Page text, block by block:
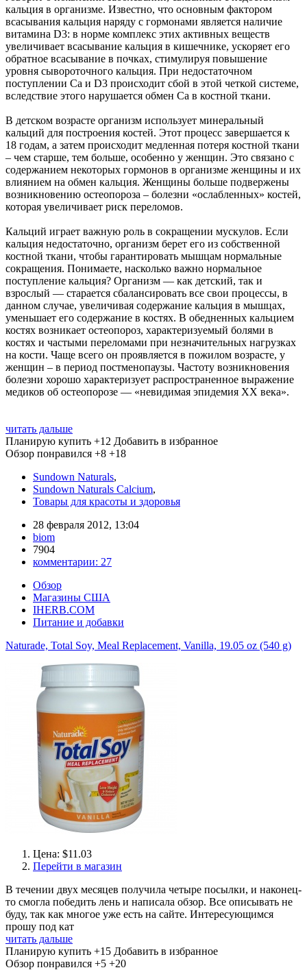
кальция в организме. Известно, что основным фактором
всасывания кальция наряду с гормонами является наличие
витамина D3: в норме комплекс этих активных веществ
увеличивает всасывание кальция в кишечнике, ускоряет его
обратное всасывание в почках, стимулируя повышение
уровня сывороточного кальция. При недостаточном
поступлении Ca и D3 происходит сбой в этой четкой системе,
вследствие этого нарушается обмен Ca в костной ткани.
В детском возрасте организм использует минеральный
кальций для построения костей. Этот процесс завершается к
18 годам, а затем происходит медленная потеря костной ткани
– чем старше, тем больше, особенно у женщин. Это связано с
содержанием некоторых гормонов в организме женщины и их
влиянием на обмен кальция. Женщины больше подвержены
возникновению остеопороза – болезни «ослабленных» костей,
которая увеличивает риск переломов.
Кальций играет важную роль в сокращении мускулов. Если
кальция недостаточно, организм берет его из собственной
костной ткани, чтобы гарантировать мышцам нормальные
сокращения. Понимаете, насколько важно нормальное
поступление кальция? Организм — как детский, так и
взрослый — старается сбалансировать все свои процессы, в
данном случае, увеличивая содержание кальция в мышцах,
уменьшает его содержание в костях. В обедненных кальцием
костях возникает остеопороз, характеризуемый болями в
костях и частыми переломами при незначительных нагрузках
на кости. Чаще всего он проявляется в пожилом возрасте, у
женщин – в период постменопаузы. Частоту возникновения
болезни хорошо характеризует распространенное выражение
медиков об остеопорозе — «невидимая эпидемия ХХ века».
читать дальше
Планирую купить +12 Добавить в избранное
Обзор понравился +8 +18
Sundown Naturals,
Sundown Naturals Calcium,
Товары для красоты и здоровья
28 февраля 2012, 13:04
biom
7904
комментарии: 27
Обзор
Магазины США
IHERB.COM
Питание и добавки
Naturade, Total Soy, Meal Replacement, Vanilla, 19.05 oz (540 g)
Цена: $11.03
Перейти в магазин
В течении двух месяцев получила четыре посылки, и наконец-
то смогла победить лень и написала обзор. Все описывать не
буду, так как многое уже есть на сайте. Интересующимся
прошу под кат
читать дальше
Планирую купить +15 Добавить в избранное
Обзор понравился +5 +20